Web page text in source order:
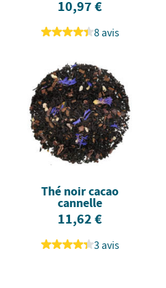
10,97 €
8 avis
Thé noir cacao
cannelle
11,62 €
3 avis